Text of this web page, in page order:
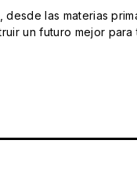
las materias
un futuro mejor para